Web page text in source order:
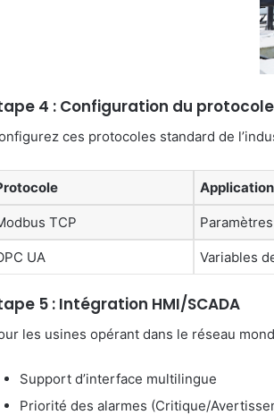
4 : Configuration du
ces protocoles standard de
Application
TCP
UA Variables
5 : Intégration HMI/SCADA
les usines opérant dans le réseau
Support d’interface multilingue
Priorité des alarmes (Critique/